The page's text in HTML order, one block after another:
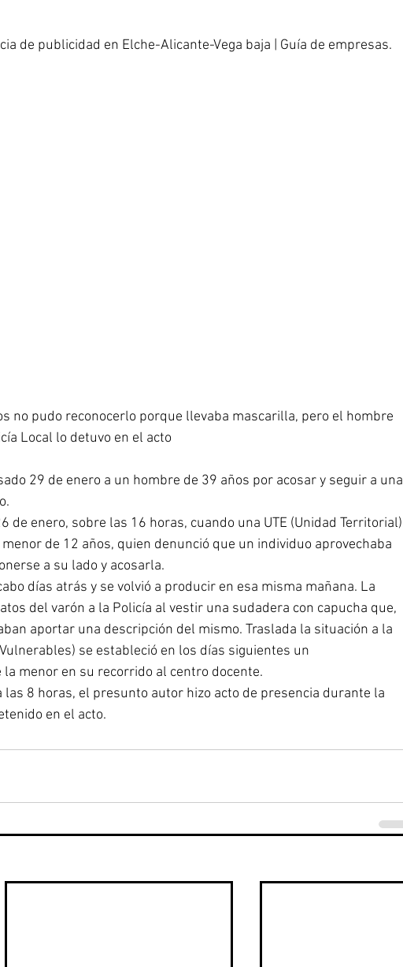
de publicidad en Elche-Alicante-Vega baja | Guía de empresas.
no pudo reconocerlo porque llevaba mascarilla, pero el hombre
Local lo detuvo en el acto
29 de enero a un hombre de 39 años por acosar y seguir a una
de enero, sobre las 16 horas, cuando una UTE (Unidad Territorial)
de 12 años, quien denunció que un individuo aprovechaba
a su lado y acosarla.
días atrás y se volvió a producir en esa misma mañana. La
del varón a la Policía al vestir una sudadera con capucha que,
aportar una descripción del mismo. Traslada la situación a la
se estableció en los días siguientes un
menor en su recorrido al centro docente.
las 8 horas, el presunto autor hizo acto de presencia durante la
en el acto.